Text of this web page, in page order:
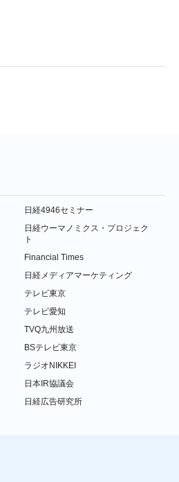
日経4946セミナー
日経ウーマノミクス・プロジェク
ト
Financial Times
日経メディアマーケティング
テレビ東京
テレビ愛知
TVQ九州放送
BSテレビ東京
ラジオNIKKEI
日本IR協議会
日経広告研究所